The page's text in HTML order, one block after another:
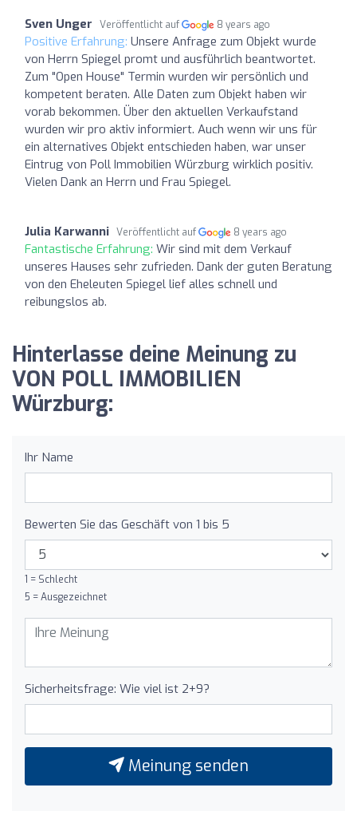
Sven Unger Veröffentlicht auf 8 years ago
Positive Erfahrung: Unsere Anfrage zum Objekt wurde
von Herrn Spiegel promt und ausführlich beantwortet.
Zum "Open House" Termin wurden wir persönlich und
kompetent beraten. Alle Daten zum Objekt haben wir
vorab bekommen. Über den aktuellen Verkaufstand
wurden wir pro aktiv informiert. Auch wenn wir uns für
ein alternatives Objekt entschieden haben, war unser
Eintrug von Poll Immobilien Würzburg wirklich positiv.
Vielen Dank an Herrn und Frau Spiegel.
Julia Karwanni Veröffentlicht auf 8 years ago
Fantastische Erfahrung: Wir sind mit dem Verkauf
unseres Hauses sehr zufrieden. Dank der guten Beratung
von den Eheleuten Spiegel lief alles schnell und
reibungslos ab.
Hinterlasse deine Meinung zu
VON POLL IMMOBILIEN
Würzburg:
Ihr Name
Bewerten Sie das Geschäft von 1 bis 5
1 = Schlecht
5 = Ausgezeichnet
Sicherheitsfrage: Wie viel ist 2+9?
Meinung senden